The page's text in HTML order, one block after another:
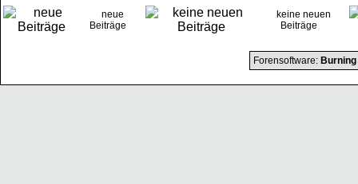
neue
Beiträge
keine neuen
Beiträge
Forensoftware: